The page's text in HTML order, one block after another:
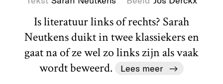
Is literatuur links of rechts? Sarah
Neutkens duikt in twee klassiekers en
gaat na of ze wel zo links zijn als vaak
wordt beweerd.
Lees meer